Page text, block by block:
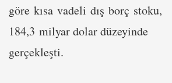
göre kısa vadeli dış borç stoku,
184,3 milyar dolar düzeyinde
gerçekleşti.